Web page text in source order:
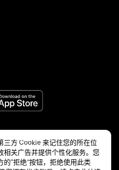
三方 Cookie 来记住您的所在位
相关广告并提供个性化服务。您
的“拒绝”按钮，拒绝使用此类